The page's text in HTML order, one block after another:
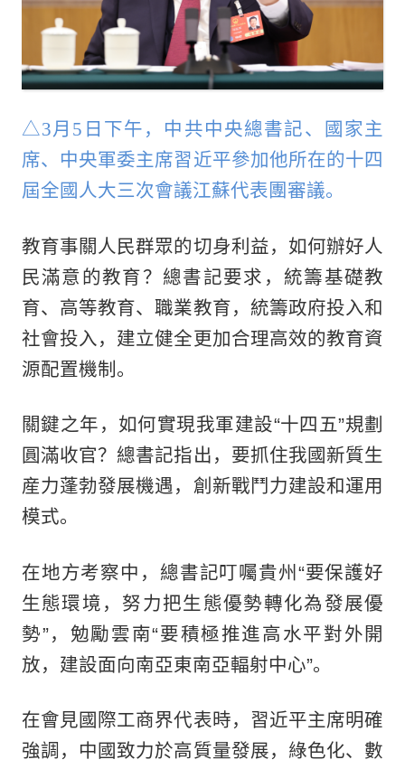
△3月5日下午，中共中央總書記、國家主
席、中央軍委主席習近平參加他所在的十四
屆全國人大三次會議江蘇代表團審議。
教育事關人民群眾的切身利益，如何辦好人
民滿意的教育？總書記要求，統籌基礎教
育、高等教育、職業教育，統籌政府投入和
社會投入，建立健全更加合理高效的教育資
源配置機制。
關鍵之年，如何實現我軍建設“十四五”規劃
圓滿收官？總書記指出，要抓住我國新質生
産力蓬勃發展機遇，創新戰鬥力建設和運用
模式。
在地方考察中，總書記叮囑貴州“要保護好
生態環境，努力把生態優勢轉化為發展優
勢”，勉勵雲南“要積極推進高水平對外開
放，建設面向南亞東南亞輻射中心”。
在會見國際工商界代表時，習近平主席明確
強調，中國致力於高質量發展，綠色化、數